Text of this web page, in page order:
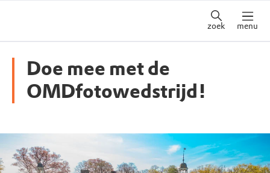
zoek menu
Doe mee met de
OMDfotowedstrijd!